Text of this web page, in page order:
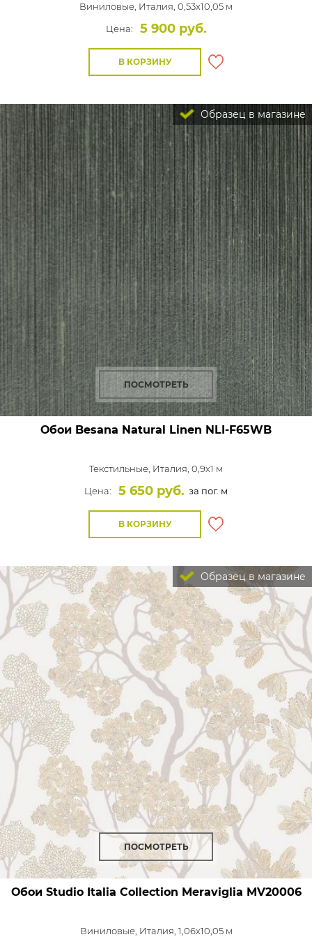
Виниловые, Италия, 0,53x10,05 м
Цена:
5 900 руб.
В КОРЗИНУ
Образец в магазине
ПОСМОТРЕТЬ
Обои Besana Natural Linen NLI-F65WB
Текстильные, Италия, 0,9x1 м
Цена:
5 650 руб. за пог. м
В КОРЗИНУ
Образец в магазине
ПОСМОТРЕТЬ
Обои Studio Italia Collection Meraviglia MV20006
Виниловые, Италия, 1,06x10,05 м